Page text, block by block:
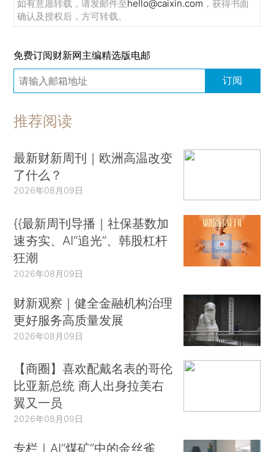
如有意愿转载，请发邮件至hello@caixin.com ，获得书面
确认及授权后，方可转载。
免费订阅财新网主编精选版电邮
订阅
推荐阅读
最新财新周刊｜欧洲高温改变
了什么？
2026年08月09日
{{最新周刊导播｜社保基数加
速夯实、AI“追光”、韩股杠杆
狂潮
2026年08月09日
财新观察｜健全金融机构治理
更好服务高质量发展
2026年08月09日
【商圈】喜欢配戴名表的哥伦
比亚新总统 商人出身拉美右
翼又一员
2026年08月09日
专栏｜AI“煤矿”中的金丝雀